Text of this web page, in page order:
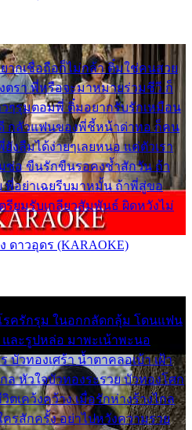
ากเชื่อถือก็ไม่กล้า ติ๋มใช่คนสวย
ตรา พี่หรือจะมาหมายร่วมชีวี ก็
ๆรุมตอมพี่ ติ๋มอยากรับรักเหมือน
กลัวแฟนของพี่ชี้หน้าด่าทอ ก็คน
งลืมได้ง่ายๆเลยหนอ แค่ตัวเรา
ซ่อ ขืนรักขืนรอคงช้ำสักวัน ถ้า
พี่อย่าเฉยรีบมาหมั้น ถ้าพี่สู่ขอ
รียมรับเกลียวสัมพันธ์ ผิดหวังไม่
ดาวอุดร (KARAOKE)
รครักรุม ในอกกลัดกลุ้ม โดนแฟน
ละรูปหล่อ มาพะเน้าพะนอ
บัวทองเศร้า น้ำตาคลอเบ้า เฝ้า
หัวใจบัวทองระรวย บัวทองโศก
ตเคว้งคว้าง เมื่อรักห่างร้างไกล
รสักครั้ง อย่าไปหวังความรวย